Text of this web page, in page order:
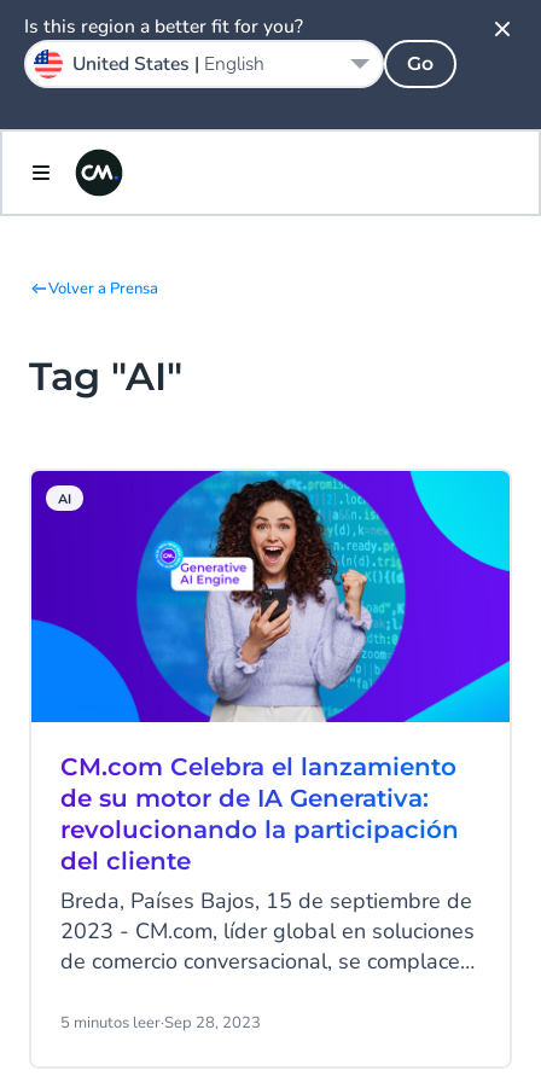
Volver a Prensa
Tag "AI"
AI
CM.com Celebra el lanzamiento
de su motor de IA Generativa:
revolucionando la participación
del cliente
Breda, Países Bajos, 15 de septiembre de
2023 - CM.com, líder global en soluciones
de comercio conversacional, se complace
innovadoras capacidades de IA
5 minutos leer·Sep 28, 2023
Is this region a better fit for you?
United States | English Go